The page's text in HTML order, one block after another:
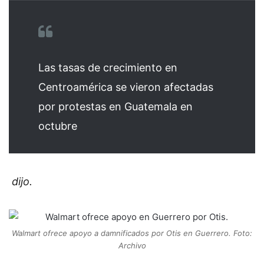
Las tasas de crecimiento en
Centroamérica se vieron afectadas
por protestas en Guatemala en
octubre
dijo.
Walmart ofrece apoyo a damnificados por Otis en Guerrero. Foto:
Archivo